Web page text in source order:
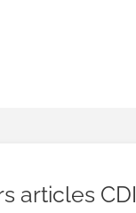
articles CDI